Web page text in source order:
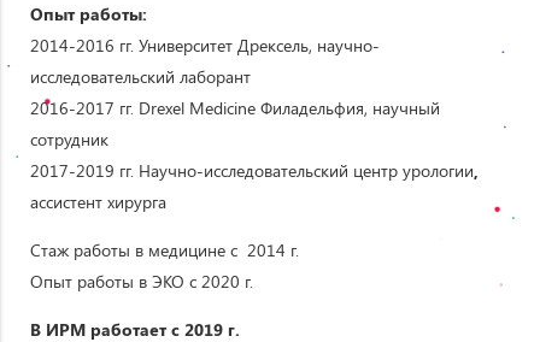
Опыт работы:
2014-2016 гг. Университет Дрексель, научно-
исследовательский лаборант
2016-2017 гг. Drexel Medicine Филадельфия, научный
сотрудник
2017-2019 гг. Научно-исследовательский центр урологии
ассистент хирурга
Стаж работы в медицине с 2014 г.
Опыт работы в ЭКО с 2020 г.
В ИРМ работает с 2019 г.